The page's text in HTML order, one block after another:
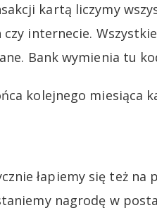
kartą liczymy
internecie.
Bank wymienia tu
kolejnego miesiąca
łapiemy się też na
nagrodę w